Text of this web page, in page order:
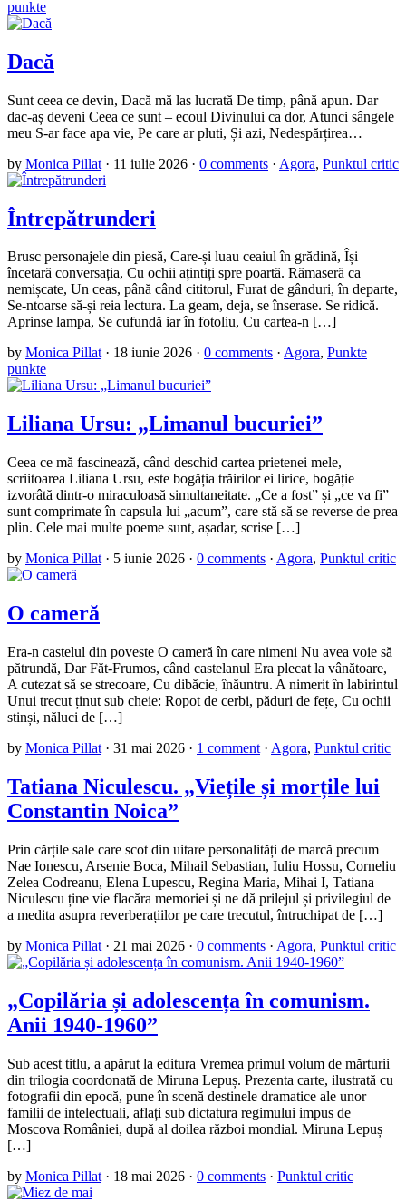
punkte
Dacă
Sunt ceea ce devin, Dacă mă las lucrată De timp, până apun. Dar
dac-aș deveni Ceea ce sunt – ecoul Divinului ca dor, Atunci sângele
meu S-ar face apa vie, Pe care ar pluti, Și azi, Nedespărțirea…
by Monica Pillat · 11 iulie 2026 · 0 comments · Agora, Punktul critic
Întrepătrunderi
Brusc personajele din piesă, Care-și luau ceaiul în grădină, Își
încetară conversația, Cu ochii ațintiți spre poartă. Rămaseră ca
nemișcate, Un ceas, până când cititorul, Furat de gânduri, în departe,
Se-ntoarse să-și reia lectura. La geam, deja, se înserase. Se ridică.
Aprinse lampa, Se cufundă iar în fotoliu, Cu cartea-n […]
by Monica Pillat · 18 iunie 2026 · 0 comments · Agora, Punkte
punkte
Liliana Ursu: „Limanul bucuriei”
Ceea ce mă fascinează, când deschid cartea prietenei mele,
scriitoarea Liliana Ursu, este bogăția trăirilor ei lirice, bogăție
izvorâtă dintr-o miraculoasă simultaneitate. „Ce a fost” și „ce va fi”
sunt comprimate în capsula lui „acum”, care stă să se reverse de prea
plin. Cele mai multe poeme sunt, așadar, scrise […]
by Monica Pillat · 5 iunie 2026 · 0 comments · Agora, Punktul critic
O cameră
Era-n castelul din poveste O cameră în care nimeni Nu avea voie să
pătrundă, Dar Făt-Frumos, când castelanul Era plecat la vânătoare,
A cutezat să se strecoare, Cu dibăcie, înăuntru. A nimerit în labirintul
Unui trecut ținut sub cheie: Ropot de cerbi, păduri de fețe, Cu ochii
stinși, năluci de […]
by Monica Pillat · 31 mai 2026 · 1 comment · Agora, Punktul critic
Tatiana Niculescu. „Viețile și morțile lui
Constantin Noica”
Prin cărțile sale care scot din uitare personalități de marcă precum
Nae Ionescu, Arsenie Boca, Mihail Sebastian, Iuliu Hossu, Corneliu
Zelea Codreanu, Elena Lupescu, Regina Maria, Mihai I, Tatiana
Niculescu ține vie flacăra memoriei și ne dă prilejul și privilegiul de
a medita asupra reverberațiilor pe care trecutul, întruchipat de […]
by Monica Pillat · 21 mai 2026 · 0 comments · Agora, Punktul critic
„Copilăria și adolescența în comunism.
Anii 1940-1960”
Sub acest titlu, a apărut la editura Vremea primul volum de mărturii
din trilogia coordonată de Miruna Lepuș. Prezenta carte, ilustrată cu
fotografii din epocă, pune în scenă destinele dramatice ale unor
familii de intelectuali, aflați sub dictatura regimului impus de
Moscova României, după al doilea război mondial. Miruna Lepuș
[…]
by Monica Pillat · 18 mai 2026 · 0 comments · Punktul critic